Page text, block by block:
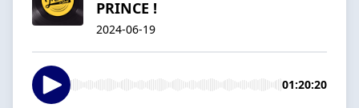
PRINCE !
2024-06-19
01:20:20